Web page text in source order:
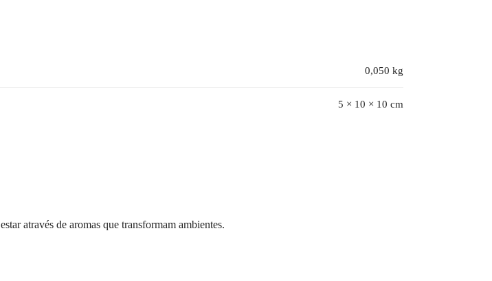
0,050 kg
5 × 10 × 10 cm
através de aromas que transformam ambientes.